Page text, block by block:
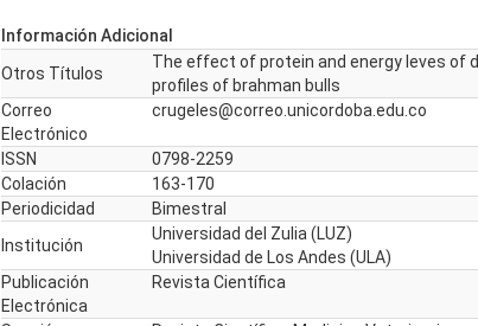
Información Adicional
Otros Títulos
The effect of protein and energy leves of
profiles of brahman bulls
Correo
Electrónico
crugeles@correo.unicordoba.edu.co
ISSN
0798-2259
Colación
163-170
Periodicidad
Bimestral
Institución
Universidad del Zulia (LUZ)
Universidad de Los Andes (ULA)
Publicación
Electrónica
Revista Científica